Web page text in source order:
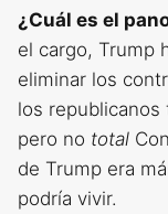
¿Cuál es el
el cargo, Trump
eliminar los
los republicanos
pero no total
de Trump era
podría vivir.